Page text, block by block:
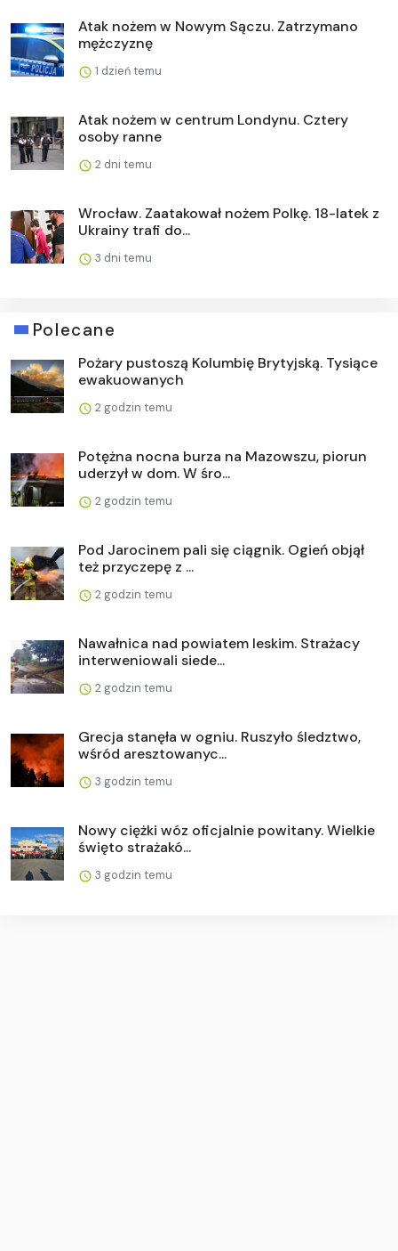
Atak nożem w Nowym Sączu. Zatrzymano
mężczyznę
1 dzień temu
Atak nożem w centrum Londynu. Cztery
osoby ranne
2 dni temu
Wrocław. Zaatakował nożem Polkę. 18-latek z
Ukrainy trafi do...
3 dni temu
Polecane
Pożary pustoszą Kolumbię Brytyjską. Tysiące
ewakuowanych
2 godzin temu
Potężna nocna burza na Mazowszu, piorun
uderzył w dom. W śro...
2 godzin temu
Pod Jarocinem pali się ciągnik. Ogień objął
też przyczepę z ...
2 godzin temu
Nawałnica nad powiatem leskim. Strażacy
interweniowali siede...
2 godzin temu
Grecja stanęła w ogniu. Ruszyło śledztwo,
wśród aresztowanyc...
3 godzin temu
Nowy ciężki wóz oficjalnie powitany. Wielkie
święto strażakó...
3 godzin temu